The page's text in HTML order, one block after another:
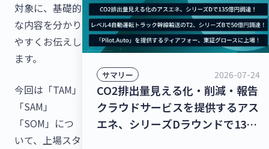
対象に、基礎的
な内容を分かり
やすくお伝えし
ます。
今回は「TAM」
「SAM」
「SOM」につ
いて、上場スタ
サマリー 2026-07-24
CO2排出量見える化・削減・報告
クラウドサービスを提供するアス
エネ、シリーズDラウンドで135